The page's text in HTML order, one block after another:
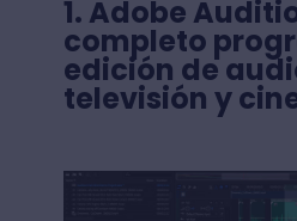
1. Adobe
completo
edición de
televisión y